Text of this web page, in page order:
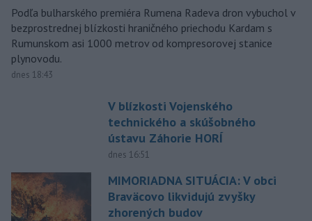
Podľa bulharského premiéra Rumena Radeva dron vybuchol v
bezprostrednej blízkosti hraničného priechodu Kardam s
Rumunskom asi 1000 metrov od kompresorovej stanice
plynovodu.
dnes 18:43
V blízkosti Vojenského
technického a skúšobného
ústavu Záhorie HORÍ
dnes 16:51
MIMORIADNA SITUÁCIA: V obci
Braväcovo likvidujú zvyšky
zhorených budov